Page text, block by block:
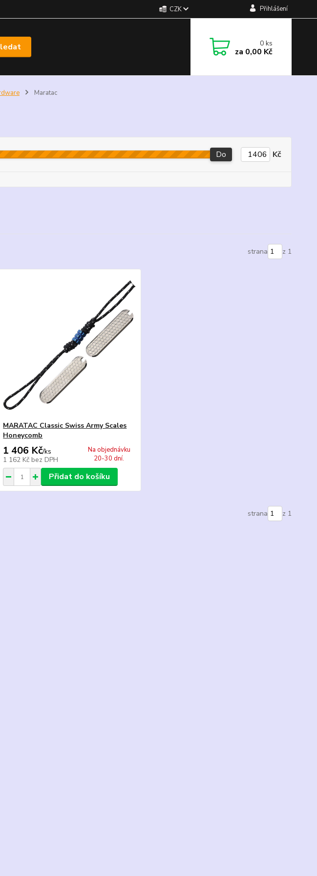
CZK Přihlášení
0ks
za 0,00 Kč
Maratac
Do Kč
strana z 1
MARATAC Classic Swiss Army Scales
Honeycomb
1 406 Kč/ks
1 162 Kč bez DPH
Na objednávku
20-30 dní.
Přidat do košíku
strana z 1